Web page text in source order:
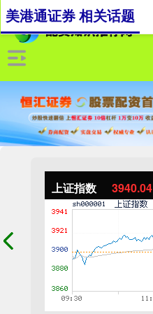
上证指数 3940.04
美港通证券 相关话题